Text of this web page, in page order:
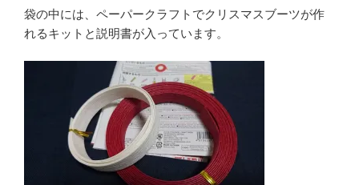
袋の中には、ペーパークラフトでクリスマスブーツが作
れるキットと説明書が入っています。